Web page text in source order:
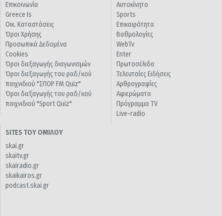
Επικοινωνία
Greece Is
Οικ. Καταστάσεις
Όροι Χρήσης
Προσωπικά Δεδομένα
Cookies
Όροι διεξαγωγής διαγωνισμών
Όροι διεξαγωγής του ραδ/κού
παιχνιδιού "ΣΠΟΡ FM Quiz"
Όροι διεξαγωγής του ραδ/κού
παιχνιδιού "Sport Quiz"
Αυτοκίνητο
Sports
Επικαιρότητα
Βαθμολογίες
WebTv
Enter
Πρωτοσέλιδα
Τελευταίες Ειδήσεις
Αρθρογραφίες
Αφιερώματα
Πρόγραμμα TV
Live-radio
SITES ΤΟΥ ΟΜΙΛΟΥ
skai.gr
skaitv.gr
skairadio.gr
skaikairos.gr
podcast.skai.gr